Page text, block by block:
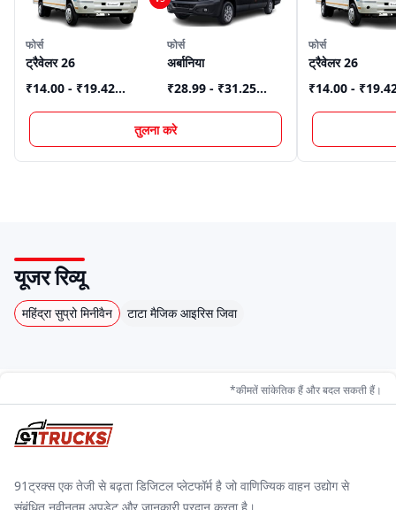
फोर्स
ट्रैवेलर 26
₹14.00 - ₹19.42
फोर्स
अर्बानिया
₹28.99 - ₹31.25
तुलना करे
फोर्स
ट्रैवेलर 26
₹14.00 -
यूजर रिव्यू
महिंद्रा सुप्रो मिनीवैन टाटा मैजिक आइरिस जिवा
*कीमतें सांकेतिक हैं और बदल सकती हैं।
91ट्रक्स एक तेजी से बढ़ता डिजिटल प्लेटफॉर्म है जो वाणिज्यिक वाहन उद्योग से